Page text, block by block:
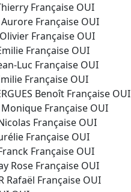
Française OUI
Aurore Française OUI
Française OUI
Française OUI
Luc Française OUI
Française OUI
Benoît Française OUI
Monique Française OUI
Française OUI
Française OUI
Française OUI
Rose Française OUI
Rafaël Française OUI